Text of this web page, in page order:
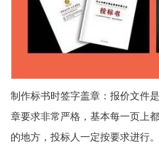
制作标书时签字盖章：报价文件
章要求非常严格，基本每一页上
的地方，投标人一定按要求进行